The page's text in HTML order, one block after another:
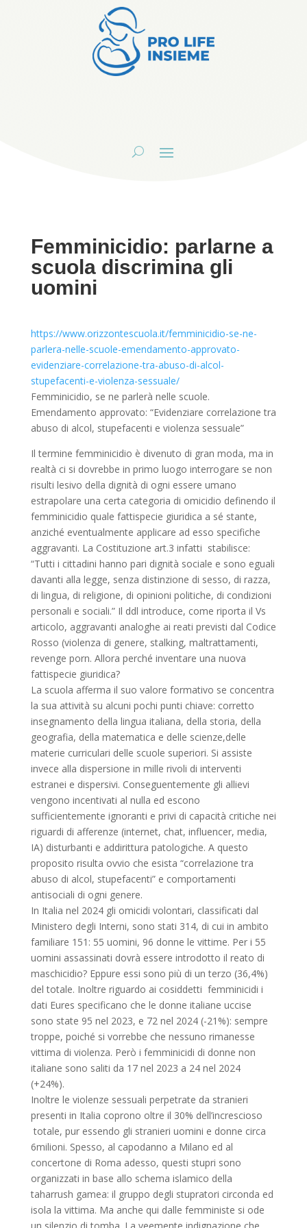
Femminicidio: parlarne a
scuola discrimina gli
uomini
https://www.orizzontescuola.it/femminicidio-se-ne-
parlera-nelle-scuole-emendamento-approvato-
evidenziare-correlazione-tra-abuso-di-alcol-
stupefacenti-e-violenza-sessuale/
Femminicidio, se ne parlerà nelle scuole.
Emendamento approvato: “Evidenziare correlazione tra
abuso di alcol, stupefacenti e violenza sessuale”
Il termine femminicidio è divenuto di gran moda, ma in
realtà ci si dovrebbe in primo luogo interrogare se non
risulti lesivo della dignità di ogni essere umano
estrapolare una certa categoria di omicidio definendo il
femminicidio quale fattispecie giuridica a sé stante,
anziché eventualmente applicare ad esso specifiche
aggravanti. La Costituzione art.3 infatti stabilisce:
“Tutti i cittadini hanno pari dignità sociale e sono eguali
davanti alla legge, senza distinzione di sesso, di razza,
di lingua, di religione, di opinioni politiche, di condizioni
personali e sociali.” Il ddl introduce, come riporta il Vs
articolo, aggravanti analoghe ai reati previsti dal Codice
Rosso (violenza di genere, stalking, maltrattamenti,
revenge porn. Allora perché inventare una nuova
fattispecie giuridica?
La scuola afferma il suo valore formativo se concentra
la sua attività su alcuni pochi punti chiave: corretto
insegnamento della lingua italiana, della storia, della
geografia, della matematica e delle scienze,delle
materie curriculari delle scuole superiori. Si assiste
invece alla dispersione in mille rivoli di interventi
estranei e dispersivi. Conseguentemente gli allievi
vengono incentivati al nulla ed escono
sufficientemente ignoranti e privi di capacità critiche nei
riguardi di afferenze (internet, chat, influencer, media,
IA) disturbanti e addirittura patologiche. A questo
proposito risulta ovvio che esista “correlazione tra
abuso di alcol, stupefacenti” e comportamenti
antisociali di ogni genere.
In Italia nel 2024 gli omicidi volontari, classificati dal
Ministero degli Interni, sono stati 314, di cui in ambito
familiare 151: 55 uomini, 96 donne le vittime. Per i 55
uomini assassinati dovrà essere introdotto il reato di
maschicidio? Eppure essi sono più di un terzo (36,4%)
del totale. Inoltre riguardo ai cosiddetti femminicidi i
dati Eures specificano che le donne italiane uccise
sono state 95 nel 2023, e 72 nel 2024 (-21%): sempre
troppe, poiché si vorrebbe che nessuno rimanesse
vittima di violenza. Però i femminicidi di donne non
italiane sono saliti da 17 nel 2023 a 24 nel 2024
(+24%).
Inoltre le violenze sessuali perpetrate da stranieri
presenti in Italia coprono oltre il 30% dell’increscioso
totale, pur essendo gli stranieri uomini e donne circa
6milioni. Spesso, al capodanno a Milano ed al
concertone di Roma adesso, questi stupri sono
organizzati in base allo schema islamico della
taharrush gamea: il gruppo degli stupratori circonda ed
isola la vittima. Ma anche qui dalle femministe si ode